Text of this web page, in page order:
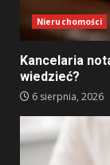
Nieruchomości
Kancelaria
wiedzieć?
6 sierpnia, 2026